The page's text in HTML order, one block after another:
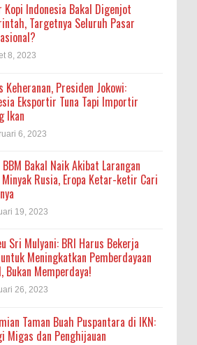
Kopi Indonesia Bakal Digenjot
Targetnya Seluruh Pasar
8, 2023
Keheranan, Presiden Jokowi:
Eksportir Tuna Tapi Importir
Ikan
6, 2023
Bakal Naik Akibat Larangan
Rusia, Eropa Ketar-ketir Cari
19, 2023
Sri Mulyani: BRI Harus Bekerja
Meningkatkan Pemberdayaan
Bukan Memperdaya!
26, 2023
Taman Buah Puspantara di IKN:
Migas dan Penghijauan